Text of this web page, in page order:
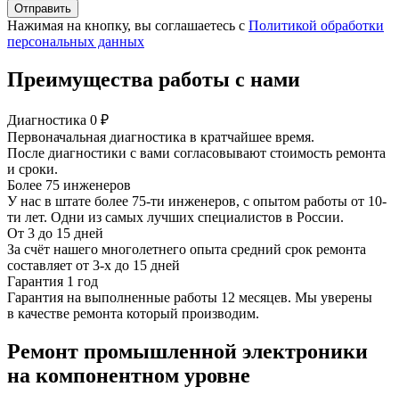
Нажимая на кнопку, вы соглашаетесь с Политикой обработки
персональных данных
Преимущества работы с нами
Диагностика 0 ₽
Первоначальная диагностика в кратчайшее время.
После диагностики с вами согласовывают стоимость ремонта
и сроки.
Более 75 инженеров
У нас в штате более 75-ти инженеров, с опытом работы от 10-
ти лет. Одни из самых лучших специалистов в России.
От 3 до 15 дней
За счёт нашего многолетнего опыта средний срок ремонта
составляет от 3-х до 15 дней
Гарантия 1 год
Гарантия на выполненные работы 12 месяцев. Мы уверены
в качестве ремонта который производим.
Ремонт промышленной электроники
на компонентном уровне